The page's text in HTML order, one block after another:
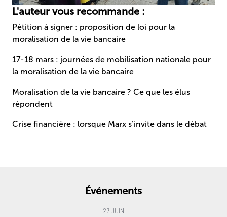
L'auteur vous recommande :
Pétition à signer : proposition de loi pour la
moralisation de la vie bancaire
17-18 mars : journées de mobilisation nationale pour
la moralisation de la vie bancaire
Moralisation de la vie bancaire ? Ce que les élus
répondent
Crise financière : lorsque Marx s’invite dans le débat
Événements
27 JUIN